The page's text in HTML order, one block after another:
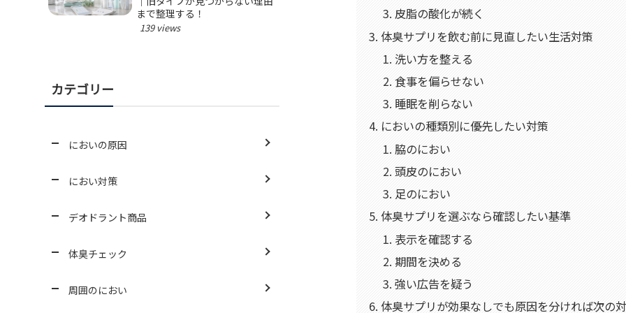
皮脂の酸化が続く
体臭サプリを飲む前に見直したい生活対策
洗い方を整える
食事を偏らせない
睡眠を削らない
においの種類別に優先したい対策
脇のにおい
頭皮のにおい
足のにおい
体臭サプリを選ぶなら確認したい基準
表示を確認する
期間を決める
強い広告を疑う
体臭サプリが効果なしでも原因を分ければ次の
まで整理する！
139 views
カテゴリー
においの原因
におい対策
デオドラント商品
体臭チェック
周囲のにおい